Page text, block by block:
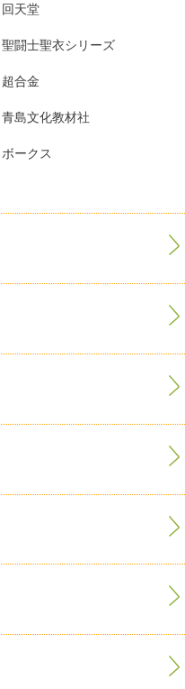
回天堂
聖闘士聖衣シリーズ
超合金
青島文化教材社
ボークス